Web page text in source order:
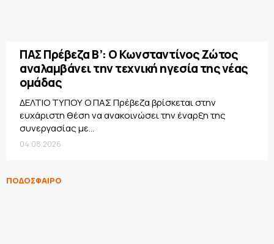
ΠΑΣ Πρέβεζα Β’: Ο Κωνσταντίνος Ζώτος
αναλαμβάνει την τεχνική ηγεσία της νέας
ομάδας
ΔΕΛΤΙΟ ΤΥΠΟΥ Ο ΠΑΣ Πρέβεζα βρίσκεται στην
ευχάριστη θέση να ανακοινώσει την έναρξη της
συνεργασίας με...
04.08.2026
ΠΟΔΟΣΦΑΙΡΟ